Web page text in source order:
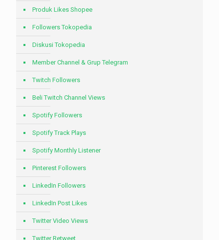
Produk Likes Shopee
Followers Tokopedia
Diskusi Tokopedia
Member Channel & Grup Telegram
Twitch Followers
Beli Twitch Channel Views
Spotify Followers
Spotify Track Plays
Spotify Monthly Listener
Pinterest Followers
LinkedIn Followers
LinkedIn Post Likes
Twitter Video Views
Twitter Retweet